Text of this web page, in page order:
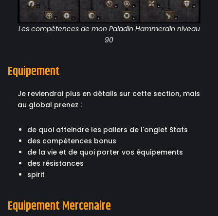
Les compétences de mon Paladin Hammerdin niveau
90
Equipement
Je reviendrai plus en détails sur cette section, mais
au global prenez :
de quoi atteindre les paliers de l'onglet Stats
des compétences bonus
de la vie et de quoi porter vos équipements
des résistances
spirit
Equipement Mercenaire